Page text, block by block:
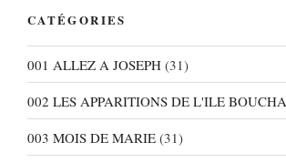
CATÉGORIES
001 ALLEZ A JOSEPH (31)
002 LES APPARITIONS DE L'ILE
003 MOIS DE MARIE (31)